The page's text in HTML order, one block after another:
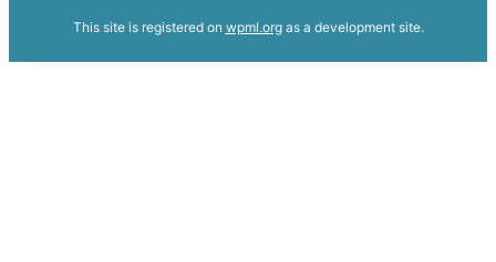
This site is registered on wpml.orgas a development site.